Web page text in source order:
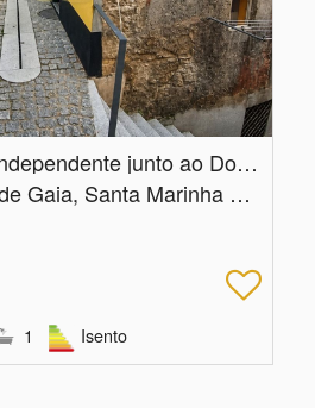
T1 com entrada independente junto ao Douro, Vila Nova de Gaia
Porto, Vila Nova de Gaia, Santa Marinha e São Pedro da Afurada
1 Isento